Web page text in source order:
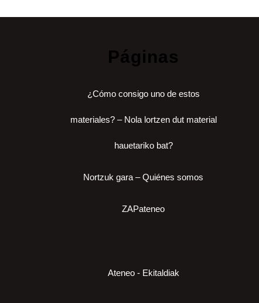
Páginas
¿Cómo consigo uno de estos
materiales? – Nola lortzen dut material
hauetariko bat?
Nortzuk gara – Quiénes somos
ZAPateneo
Ateneo - Ekitaldiak